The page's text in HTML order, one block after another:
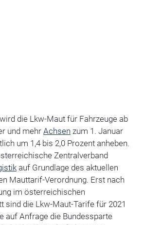
wird die Lkw-Maut für Fahrzeuge ab
und mehr Achsen zum 1. Januar
um 1,4 bis 2,0 Prozent anheben.
Zentralverband
auf Grundlage des aktuellen
Mauttarif-Verordnung. Erst nach
im österreichischen
sind die Lkw-Maut-Tarife für 2021
auf Anfrage die Bundessparte